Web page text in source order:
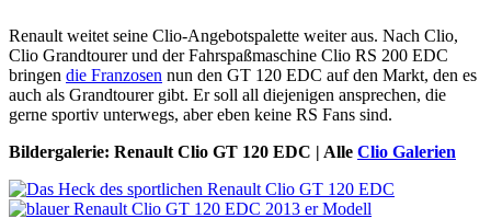
Renault weitet seine Clio-Angebotspalette weiter aus. Nach Clio,
Clio Grandtourer und der Fahrspaßmaschine Clio RS 200 EDC
bringen die Franzosen nun den GT 120 EDC auf den Markt, den es
auch als Grandtourer gibt. Er soll all diejenigen ansprechen, die
gerne sportiv unterwegs, aber eben keine RS Fans sind.
Bildergalerie: Renault Clio GT 120 EDC | Alle Clio Galerien